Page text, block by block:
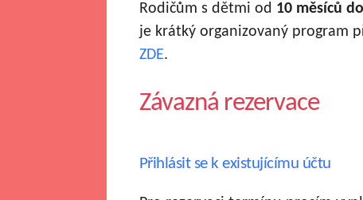
Rodičům s dětmi od 10 měsíců
je krátký organizovaný program
ZDE.
Závazná rezervace
Přihlásit se k existujícímu účtu